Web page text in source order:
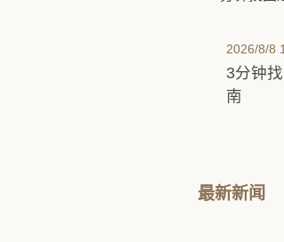
南
2026/8/8
3分钟
南
最新新闻